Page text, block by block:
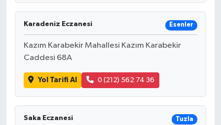
Karadeniz Eczanesi Esenler
Kazım Karabekir Mahallesi Kazım Karabekir
Caddesi 68A
Yol Tarifi Al 0 (212) 562 74 36
Saka Eczanesi Tuzla